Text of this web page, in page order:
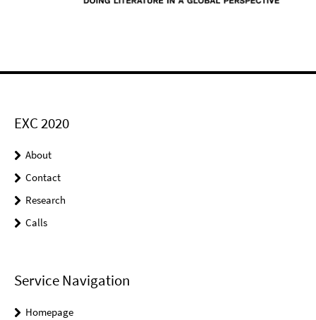
EXC 2020
About
Contact
Research
Calls
Service Navigation
Homepage